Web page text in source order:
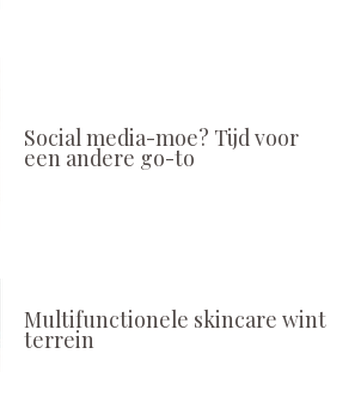
Social media-moe? Tijd voor
een andere go-to
Multifunctionele skincare wint
terrein